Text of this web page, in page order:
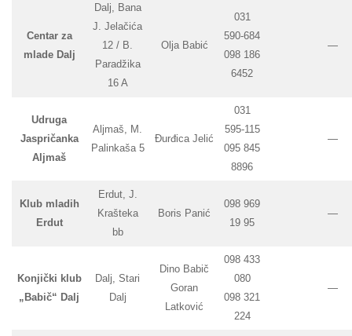
Centar za
mlade Dalj
Dalj, Bana
J. Jelačića
12 / B.
Paradžika
16 A
Olja Babić
031
590-684
098 186
6452
—
Udruga
Jaspričanka
Aljmaš
Aljmaš, M.
Palinkaša 5
Đurđica Jelić
031
595-115
095 845
8896
—
Klub mladih
Erdut
Erdut, J.
Krašteka
bb
Boris Panić
098 969
19 95
—
Konjički klub
„Babič“ Dalj
Dalj, Stari
Dalj
Dino Babič
Goran
Latković
098 433
080
098 321
224
—